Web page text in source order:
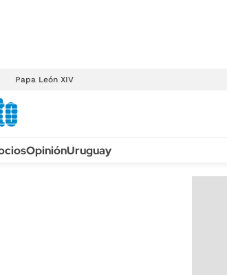
Papa León XIV
OpiniónUruguay